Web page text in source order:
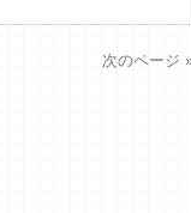
次のページ